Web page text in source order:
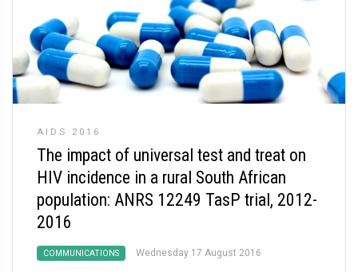
AIDS 2016
The impact of universal test and treat on
HIV incidence in a rural South African
population: ANRS 12249 TasP trial, 2012-
2016
COMMUNICATIONS Wednesday 17 August 2016